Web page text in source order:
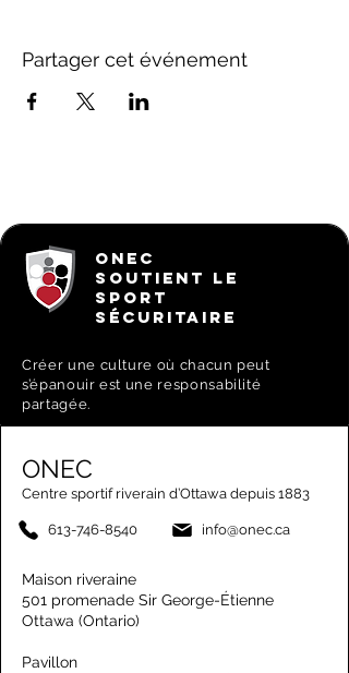
Partager cet événement
ONEC
SOUTIENT LE
SPORT
SÉCURITAIRE
Créer une culture où chacun peut
s’épanouir est une responsabilité
partagée.
ONEC
Centre sportif riverain d’Ottawa depuis 1883
613-746-8540 info@onec.ca
Maison riveraine
501 promenade Sir George-Étienne
Ottawa (Ontario)
Pavillon